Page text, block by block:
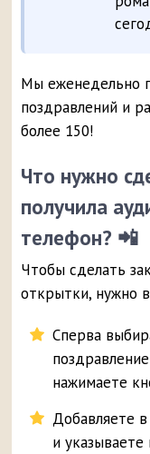
Мы еженедельно
поздравлений и
более 150!
Что нужно
получила
телефон? 📲
Чтобы сделать
открытки, нужно
Сперва
нажимаете
Добавляете
и